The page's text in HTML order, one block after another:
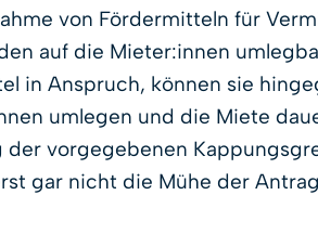
von Fördermitteln für
auf die Mieter:innen
in Anspruch, können sie
umlegen und die Miete
vorgegebenen
gar nicht die Mühe der